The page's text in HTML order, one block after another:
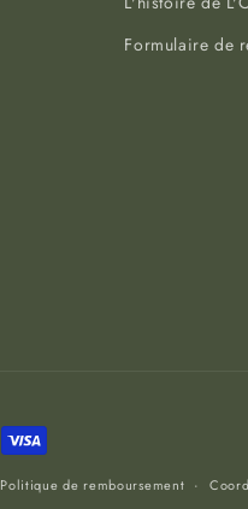
Formulaire de
Politique de remboursement